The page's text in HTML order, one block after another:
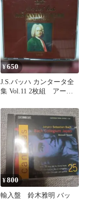
¥650
J.S.バッハ カンタータ全
集 Vol.11 2枚組 アーノ
¥800
輸入盤 鈴木雅明 バッ